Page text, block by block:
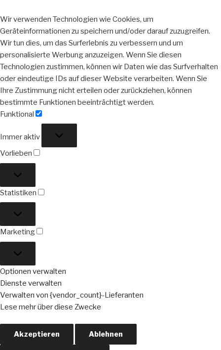
Wir verwenden Technologien wie Cookies, um
Geräteinformationen zu speichern und/oder darauf zuzugreifen.
Wir tun dies, um das Surferlebnis zu verbessern und um
personalisierte Werbung anzuzeigen. Wenn Sie diesen
Technologien zustimmen, können wir Daten wie das Surfverhalten
oder eindeutige IDs auf dieser Website verarbeiten. Wenn Sie
Ihre Zustimmung nicht erteilen oder zurückziehen, können
bestimmte Funktionen beeinträchtigt werden.
Funktional
Immer aktiv
Vorlieben
Statistiken
Marketing
Optionen verwalten
Dienste verwalten
Verwalten von {vendor_count}-Lieferanten
Lese mehr über diese Zwecke
Akzeptieren Ablehnen